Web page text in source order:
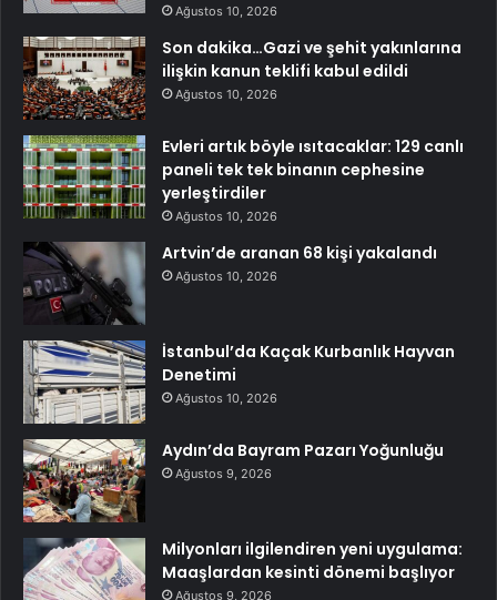
Ağustos 10, 2026
Son dakika…Gazi ve şehit yakınlarına
ilişkin kanun teklifi kabul edildi
Ağustos 10, 2026
Evleri artık böyle ısıtacaklar: 129 canlı
paneli tek tek binanın cephesine
yerleştirdiler
Ağustos 10, 2026
Artvin’de aranan 68 kişi yakalandı
Ağustos 10, 2026
İstanbul’da Kaçak Kurbanlık Hayvan
Denetimi
Ağustos 10, 2026
Aydın’da Bayram Pazarı Yoğunluğu
Ağustos 9, 2026
Milyonları ilgilendiren yeni uygulama:
Maaşlardan kesinti dönemi başlıyor
Ağustos 9, 2026